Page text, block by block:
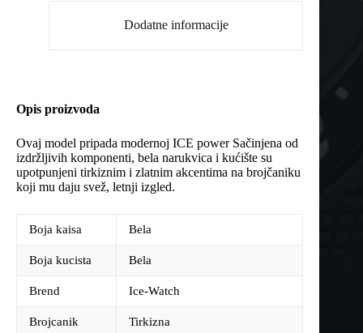
Dodatne informacije
Opis proizvoda
Ovaj model pripada modernoj ICE power Sačinjena od
izdržljivih komponenti, bela narukvica i kućište su
upotpunjeni tirkiznim i zlatnim akcentima na brojčaniku
koji mu daju svež, letnji izgled.
Boja kaisa Bela
Boja kucista Bela
Brend Ice-Watch
Brojcanik Tirkizna